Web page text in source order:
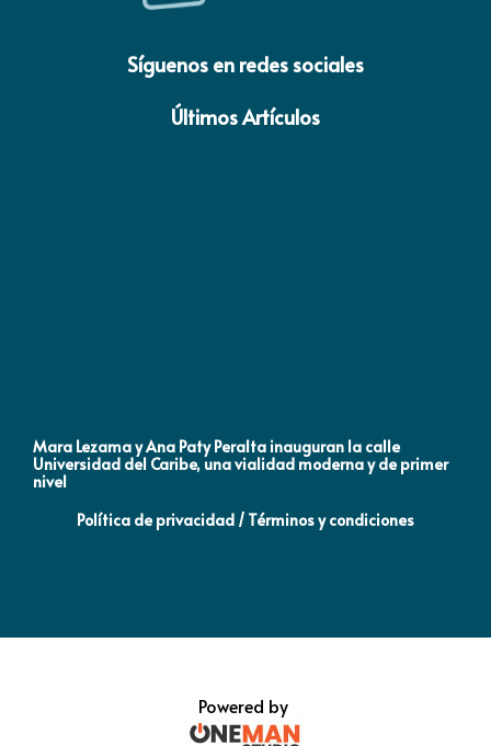
Síguenos en redes sociales
Últimos Artículos
Mara Lezama y Ana Paty Peralta inauguran la calle
Universidad del Caribe, una vialidad moderna y de primer
nivel
Política de privacidad / Términos y condiciones
Powered by